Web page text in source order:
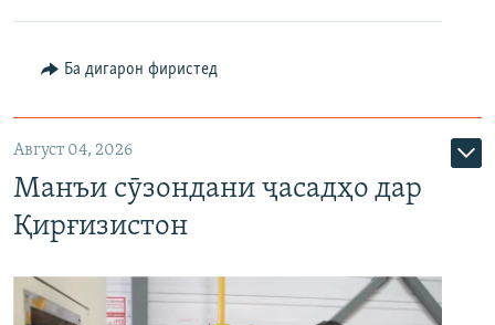
Ба дигарон фиристед
Август 04, 2026
Манъи сӯзондани ҷасадҳо дар
Қирғизистон